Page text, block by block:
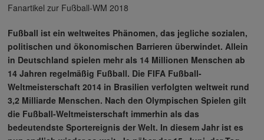
Fanartikel zur Fußball-WM 2018
Fußball ist ein weltweites Phänomen, das jegliche sozialen,
politischen und ökonomischen Barrieren überwindet. Allein
in Deutschland spielen mehr als 14 Millionen Menschen ab
14 Jahren regelmäßig Fußball. Die FIFA Fußball-
Weltmeisterschaft 2014 in Brasilien verfolgten weltweit rund
3,2 Milliarde Menschen. Nach den Olympischen Spielen gilt
die Fußball-Weltmeisterschaft immerhin als das
bedeutendste Sportereignis der Welt. In diesem Jahr ist es